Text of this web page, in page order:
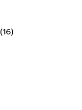
(16)